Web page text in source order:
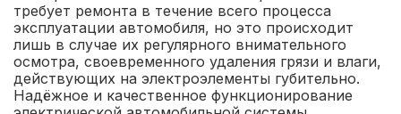
требует ремонта в течение всего процесса
эксплуатации автомобиля, но это происходит
лишь в случае их регулярного внимательного
осмотра, своевременного удаления грязи и влаги,
действующих на электроэлементы губительно.
Надёжное и качественное функционирование